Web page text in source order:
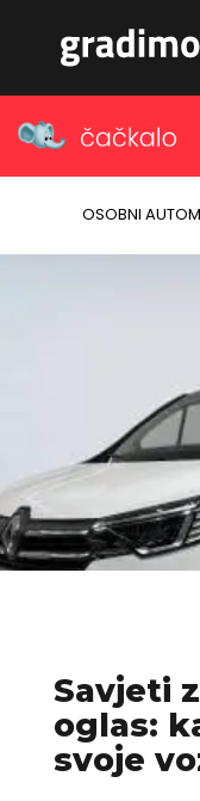
Savjeti
oglas:
svoje